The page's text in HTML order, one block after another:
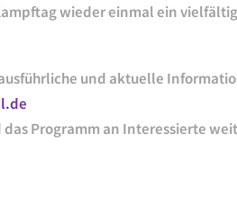
wieder einmal ein
und aktuelle
Programm an Interessierte